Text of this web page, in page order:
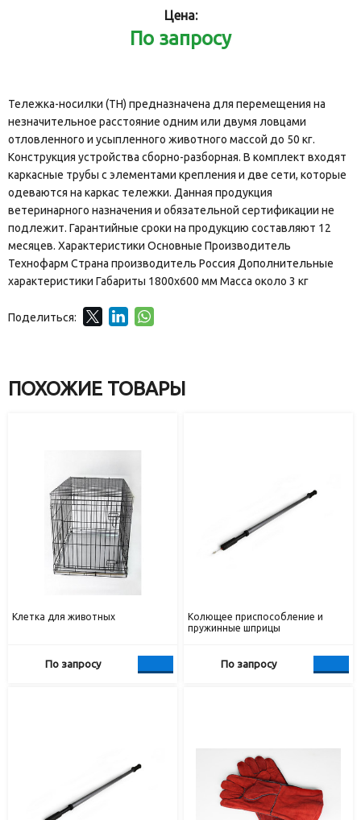
Цена:
По запросу
Тележка-носилки (ТН) предназначена для перемещения на
незначительное расстояние одним или двумя ловцами
отловленного и усыпленного животного массой до 50 кг.
Конструкция устройства сборно-разборная. В комплект входят
каркасные трубы с элементами крепления и две сети, которые
одеваются на каркас тележки. Данная продукция
ветеринарного назначения и обязательной сертификации не
подлежит. Гарантийные сроки на продукцию составляют 12
месяцев. Характеристики Основные Производитель
Технофарм Страна производитель Россия Дополнительные
характеристики Габариты 1800х600 мм Масса около 3 кг
Поделиться:
ПОХОЖИЕ ТОВАРЫ
Клетка для животных
По запросу
Колющее приспособление и
пружинные шприцы
По запросу